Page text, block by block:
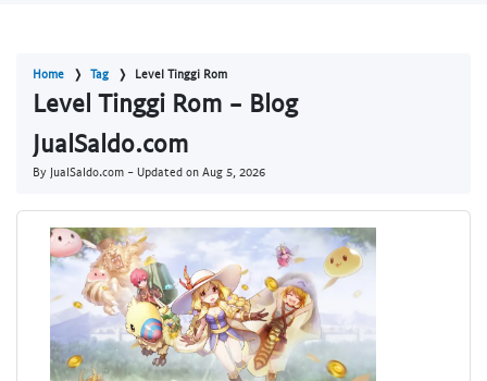
Home Tag Level Tinggi Rom
Level Tinggi Rom - Blog
JualSaldo.com
By JualSaldo.com - Updated on Aug 5, 2026